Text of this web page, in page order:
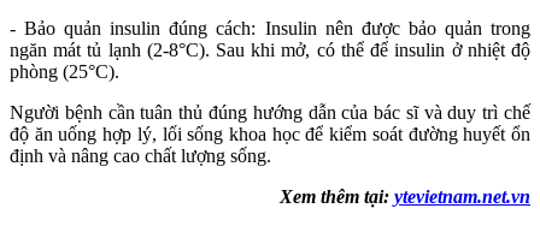
- Bảo quản insulin đúng cách: Insulin nên được bảo quản trong
ngăn mát tủ lạnh (2-8°C). Sau khi mở, có thể để insulin ở nhiệt độ
phòng (25°C).
Người bệnh cần tuân thủ đúng hướng dẫn của bác sĩ và duy trì chế
độ ăn uống hợp lý, lối sống khoa học để kiểm soát đường huyết ổn
định và nâng cao chất lượng sống.
Xem thêm tại: ytevietnam.net.vn